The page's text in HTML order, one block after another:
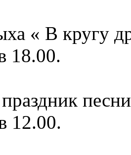
« В кругу
18.00.
12.00.